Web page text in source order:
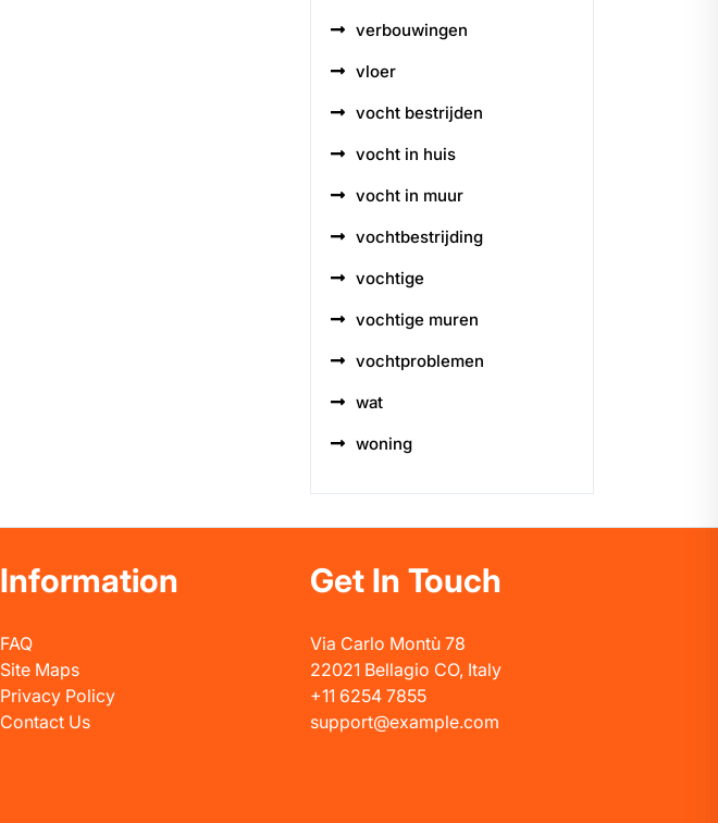
verbouwingen
vloer
vocht bestrijden
vocht in huis
vocht in muur
vochtbestrijding
vochtige
vochtige muren
vochtproblemen
wat
woning
Information
FAQ
Site Maps
Privacy Policy
Contact Us
Get In Touch
Via Carlo Montù 78
22021 Bellagio CO, Italy
+11 6254 7855
support@example.com